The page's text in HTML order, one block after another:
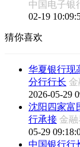
中国电子
02-19
猜你喜欢
华夏银行现
分行行长
2026-05-29
沈阳四家富
行承接 金
05-29
中国银行行